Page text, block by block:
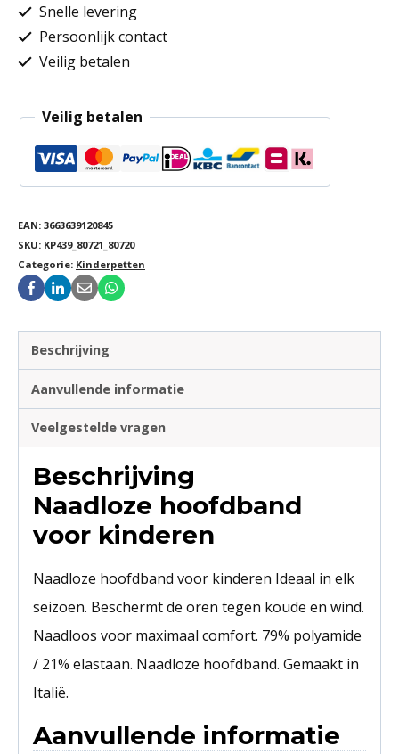
Snelle levering
Persoonlijk contact
Veilig betalen
Veilig betalen
EAN: 3663639120845
SKU: KP439_80721_80720
Categorie: Kinderpetten
Beschrijving
Aanvullende informatie
Veelgestelde vragen
Beschrijving
Naadloze hoofdband
voor kinderen
Naadloze hoofdband voor kinderen Ideaal in elk
seizoen. Beschermt de oren tegen koude en wind.
Naadloos voor maximaal comfort. 79% polyamide
/ 21% elastaan. Naadloze hoofdband. Gemaakt in
Italië.
Aanvullende informatie